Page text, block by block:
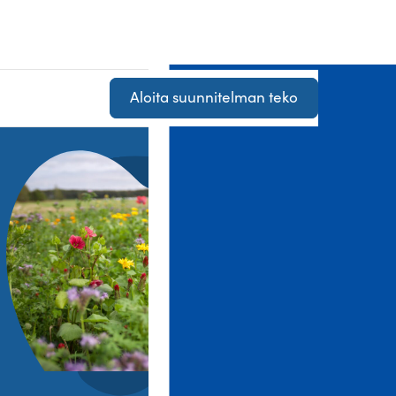
Aloita suunnitelman teko